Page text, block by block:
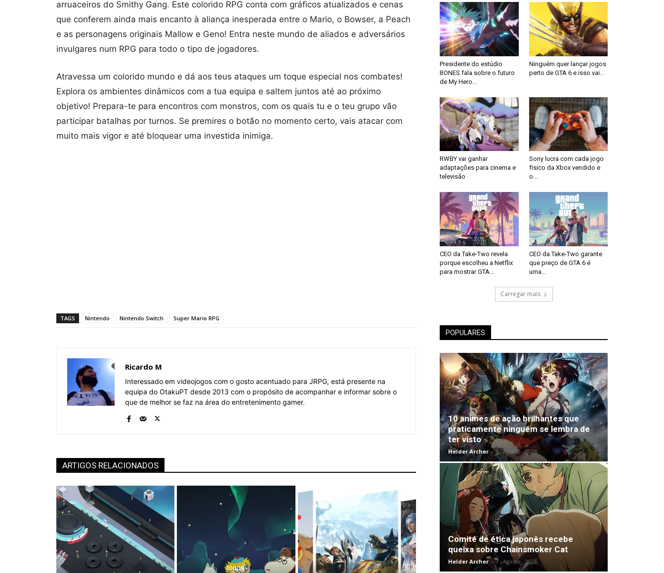
arruaceiros do Smithy Gang. Este colorido RPG conta com gráficos atualizados e cenas
que conferem ainda mais encanto à aliança inesperada entre o Mario, o Bowser, a Peach
e as personagens originais Mallow e Geno! Entra neste mundo de aliados e adversários
invulgares num RPG para todo o tipo de jogadores.
Atravessa um colorido mundo e dá aos teus ataques um toque especial nos combates!
Explora os ambientes dinâmicos com a tua equipa e saltem juntos até ao próximo
objetivo! Prepara-te para encontros com monstros, com os quais tu e o teu grupo vão
participar batalhas por turnos. Se premires o botão no momento certo, vais atacar com
muito mais vigor e até bloquear uma investida inimiga.
TAGS Nintendo Nintendo Switch Super Mario RPG
Ricardo M
Interessado em videojogos com o gosto acentuado para JRPG, está presente na
equipa do OtakuPT desde 2013 com o propósito de acompanhar e informar sobre o
que de melhor se faz na área do entretenimento gamer.
ARTIGOS RELACIONADOS
JOGOS
Presidente do estúdio
BONES fala sobre o futuro
de My Hero...
Ninguém quer lançar jogos
perto de GTA 6 e isso vai...
RWBY vai ganhar
adaptações para cinema e
televisão
Sony lucra com cada jogo
físico da Xbox vendido e
o...
CEO da Take-Two revela
porque escolheu a Netflix
para mostrar GTA...
CEO da Take-Two garante
que preço de GTA 6 é
uma...
Carregar mais
POPULARES
10 animes de ação brilhantes que
praticamente ninguém se lembra de
ter visto
Helder Archer - 5 , Agosto , 2026
Comité de ética japonês recebe
queixa sobre Chainsmoker Cat
Helder Archer - 7 , Agosto , 2026